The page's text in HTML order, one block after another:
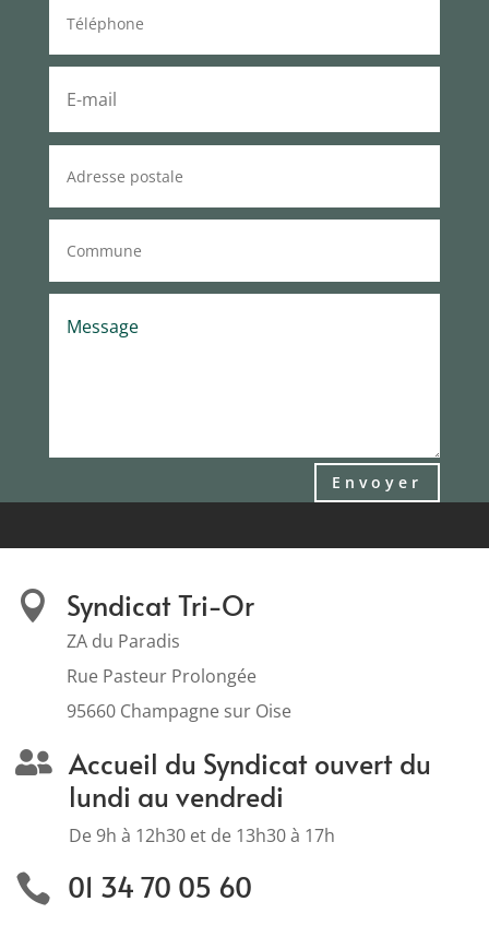
Envoyer
 Syndicat Tri-Or
ZA du Paradis
Rue Pasteur Prolongée
95660 Champagne sur Oise
 Accueil du Syndicat ouvert du
lundi au vendredi
De 9h à 12h30 et de 13h30 à 17h
 01 34 70 05 60